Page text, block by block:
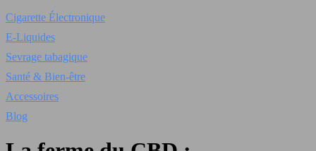
Cigarette Électronique
E-Liquides
Sevrage tabagique
Santé & Bien-être
Accessoires
Blog